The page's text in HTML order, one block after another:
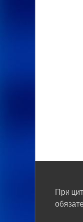
При